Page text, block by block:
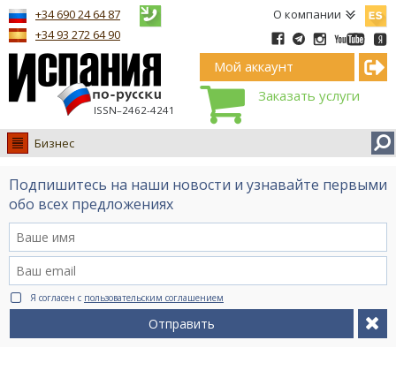
О компании
ISSN–2462-4241
+34 690 24 64 87
+34 93 272 64 90
Мой аккаунт
Заказать услуги
Испания
Иммиграция
Лечение
Недвижимость
Бизнес
Бизнес
Документы
Подпишитесь на наши новости и узнавайте первыми
обо всех предложениях
Я согласен с пользовательским соглашением
Отправить